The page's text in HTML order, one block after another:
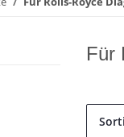
Für